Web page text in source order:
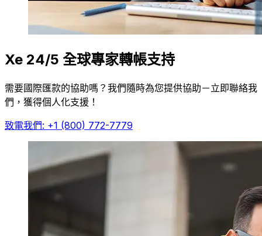
Xe 24/5 全球專家轉帳支持
需要國際匯款的協助嗎？我們隨時為您提供協助－立即聯絡我
們，獲得個人化支援！
致電我們: +1 (800) 772-7779